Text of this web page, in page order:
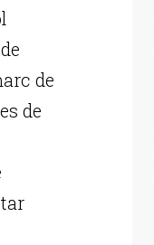
de
de